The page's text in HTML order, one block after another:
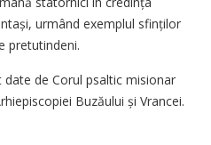
urmând exemplul sfinților
pretutindeni.
de Corul psaltic misionar
Buzăului și Vrancei.